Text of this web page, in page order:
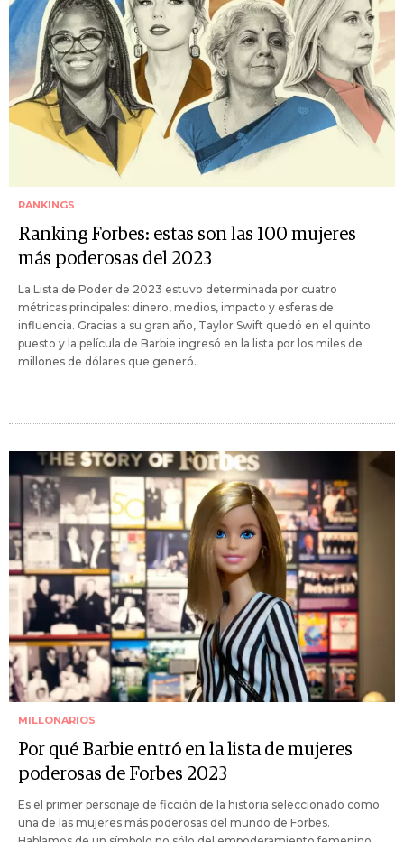
RANKINGS
Ranking Forbes: estas son las 100 mujeres
más poderosas del 2023
La Lista de Poder de 2023 estuvo determinada por cuatro
métricas principales: dinero, medios, impacto y esferas de
influencia. Gracias a su gran año, Taylor Swift quedó en el quinto
puesto y la película de Barbie ingresó en la lista por los miles de
millones de dólares que generó.
MILLONARIOS
Por qué Barbie entró en la lista de mujeres
poderosas de Forbes 2023
Es el primer personaje de ficción de la historia seleccionado como
una de las mujeres más poderosas del mundo de Forbes.